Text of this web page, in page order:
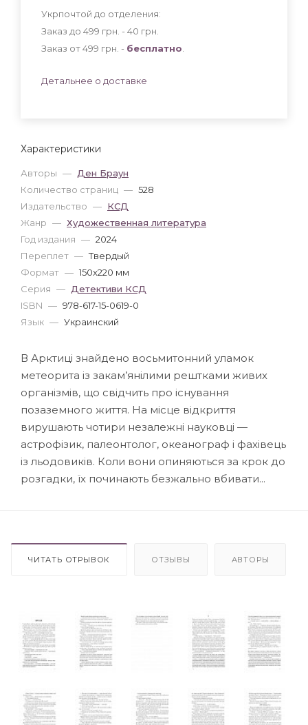
Характеристики
Авторы — Ден Браун
Количество страниц — 528
Издательство — КСД
Жанр — Художественная литература
Год издания — 2024
Переплет — Твердый
Формат — 150x220 мм
Серия — Детективи КСД
ISBN — 978-617-15-0619-0
Язык — Украинский
Укрпочтой до отделения:
Заказ до 499 грн. - 40 грн
Заказ от 499 грн. - бесплатно
Детальнее о доставке
В Арктиці знайдено восьмитонний уламок
метеорита із закам’янілими рештками живих
організмів, що свідчить про існування
позаземного життя. На місце відкриття
вирушають чотири незалежні науковці —
астрофізик, палеонтолог, океанограф і фахівець
із льодовиків. Коли вони опиняються за крок до
розгадки, їх починають безжально вбивати...
ЧИТАТЬ ОТРЫВОК ОТЗЫВЫ АВТОРЫ